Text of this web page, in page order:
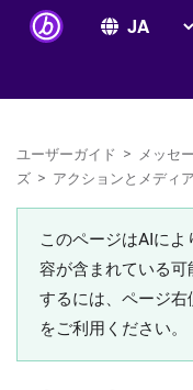
ユーザーガイド > メッセ
ズ > アクションとメディ
このページはAIに
容が含まれている
するには、ページ
をご利用ください。